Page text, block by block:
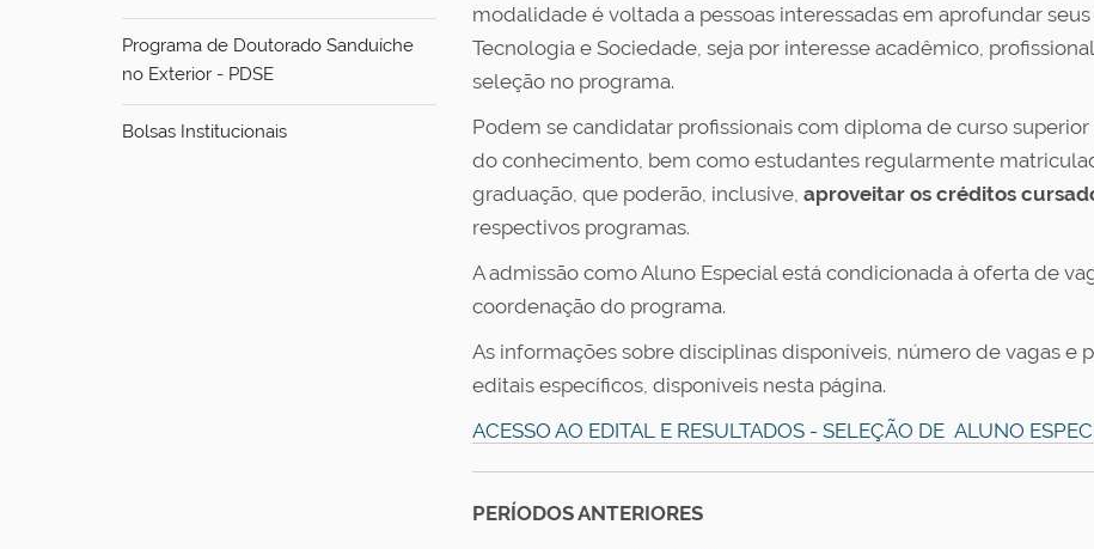
Programa de Doutorado Sanduíche
no Exterior - PDSE
Bolsas Institucionais
modalidade é voltada a pessoas interessadas em aprofundar
Tecnologia e Sociedade, seja por interesse acadêmico,
seleção no programa.
Podem se candidatar profissionais com diploma de curso
do conhecimento, bem como estudantes regularmente
graduação, que poderão, inclusive, aproveitar os créditos
respectivos programas.
A admissão como Aluno Especial está condicionada à oferta de
coordenação do programa.
As informações sobre disciplinas disponíveis, número de vagas e
editais específicos, disponíveis nesta página.
ACESSO AO EDITAL E RESULTADOS - SELEÇÃO DE ALUNO
PERÍODOS ANTERIORES